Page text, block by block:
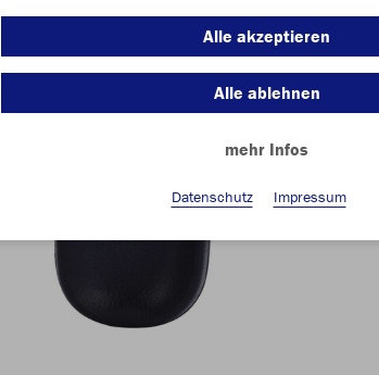
Alle akzeptieren
Alle ablehnen
mehr Infos
Datenschutz Impressum